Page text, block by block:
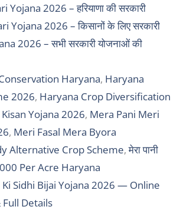
2026 – हरियाणा की सरकारी
Yojana 2026 – किसानों के लिए सरकारी
2026 – सभी सरकारी योजनाओं की
Haryana, Haryana
2026, Haryana Crop Diversification
Yojana 2026, Mera Pani Meri
, Meri Fasal Mera Byora
Alternative Crop Scheme,मेरा पानी
Per Acre Haryana
Sidhi Bijai Yojana 2026 — Online
Details